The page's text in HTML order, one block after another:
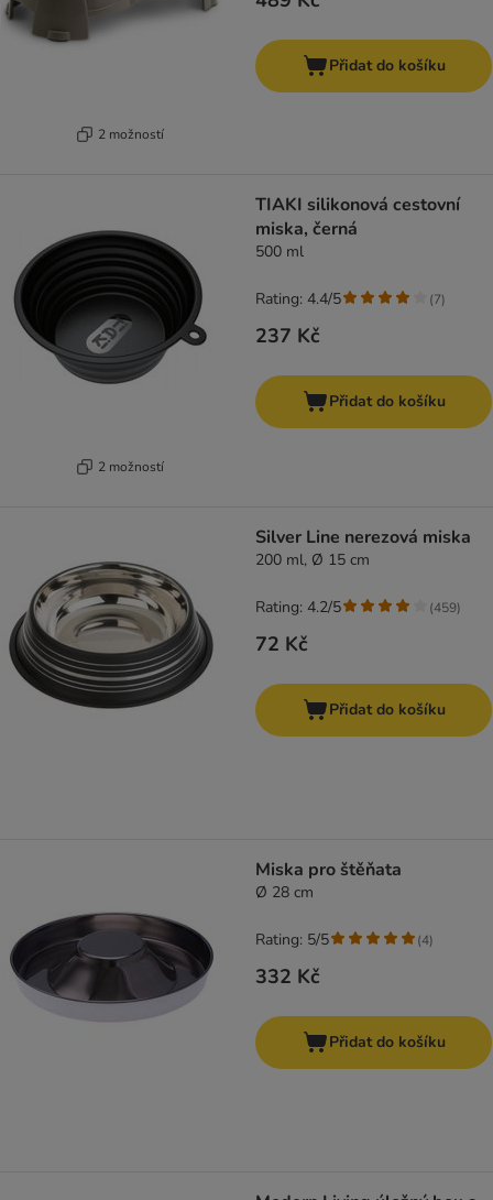
2 možností
Přidat do košíku
2 možností
TIAKI silikonová cestovní
miska, černá
500 ml
237 Kč
Rating: 4.4/5 (7)
Přidat do košíku
Silver Line nerezová miska
200 ml, Ø 15 cm
72 Kč
Rating: 4.2/5 (459)
Přidat do košíku
Miska pro štěňata
Ø 28 cm
332 Kč
Rating: 5/5 (4)
Přidat do košíku